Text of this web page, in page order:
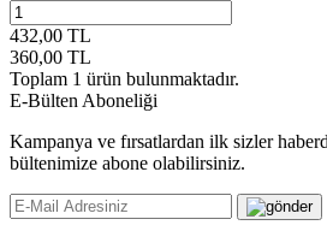
432,00 TL
360,00 TL
Toplam 1 ürün bulunmaktadır.
E-Bülten Aboneliği
Kampanya ve fırsatlardan ilk sizler
bültenimize abone olabilirsiniz.